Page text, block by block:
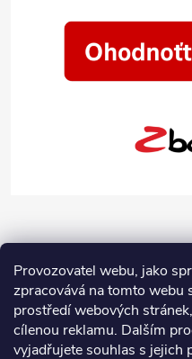
Provozovatel webu, jako
zpracovává na tomto webu
prostředí webových
cílenou reklamu. Dalším
vyjadřujete souhlas s jejich